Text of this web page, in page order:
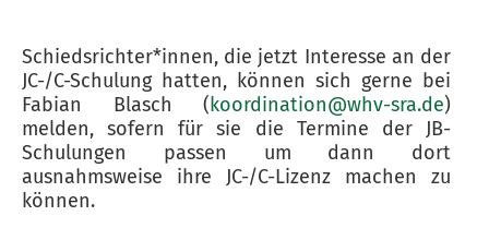
Schiedsrichter*innen, die jetzt Interesse an der
JC-/C-Schulung hatten, können sich gerne bei
Fabian Blasch (koordination@whv-sra.de)
melden, sofern für sie die Termine der JB-
Schulungen passen um dann dort
ausnahmsweise ihre JC-/C-Lizenz machen zu
können.